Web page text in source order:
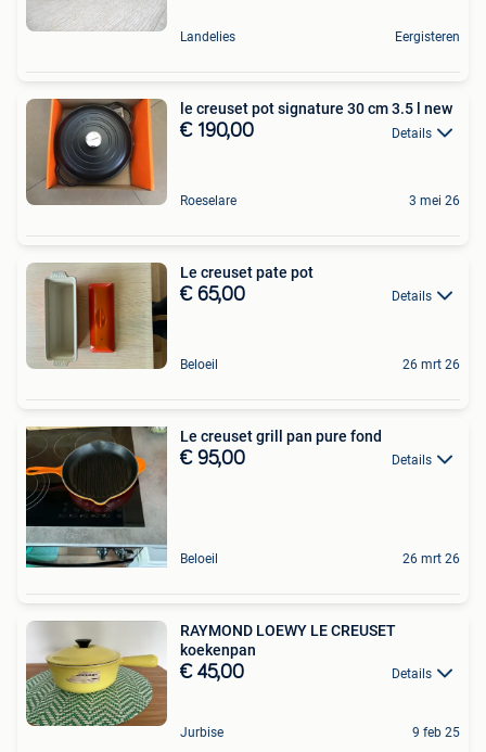
Landelies Eergisteren
le creuset pot signature 30 cm 3.5 l new
€ 190,00 Details
Roeselare 3 mei 26
Le creuset pate pot
€ 65,00 Details
Beloeil 26 mrt 26
Le creuset grill pan pure fond
€ 95,00 Details
Beloeil 26 mrt 26
RAYMOND LOEWY LE CREUSET
koekenpan
€ 45,00 Details
Jurbise 9 feb 25